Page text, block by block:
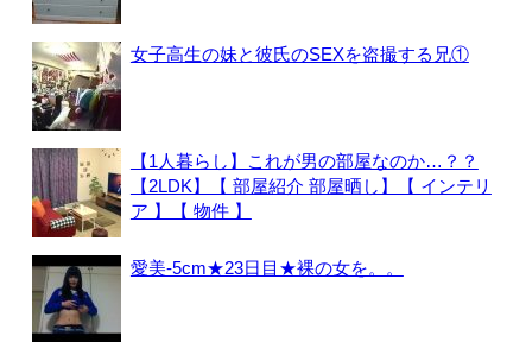
女子高生の妹と彼氏のSEXを盗撮する兄①
【1人暮らし】これが男の部屋なのか…？？
【2LDK】【 部屋紹介 部屋晒し】【 インテリ
ア 】【 物件 】
愛美-5cm★23日目★裸の女を。。